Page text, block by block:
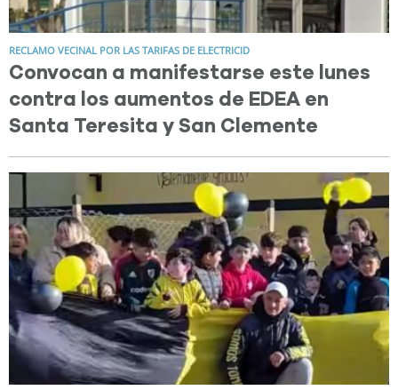
RECLAMO VECINAL POR LAS TARIFAS DE ELECTRICID
Convocan a manifestarse este lunes
contra los aumentos de EDEA en
Santa Teresita y San Clemente